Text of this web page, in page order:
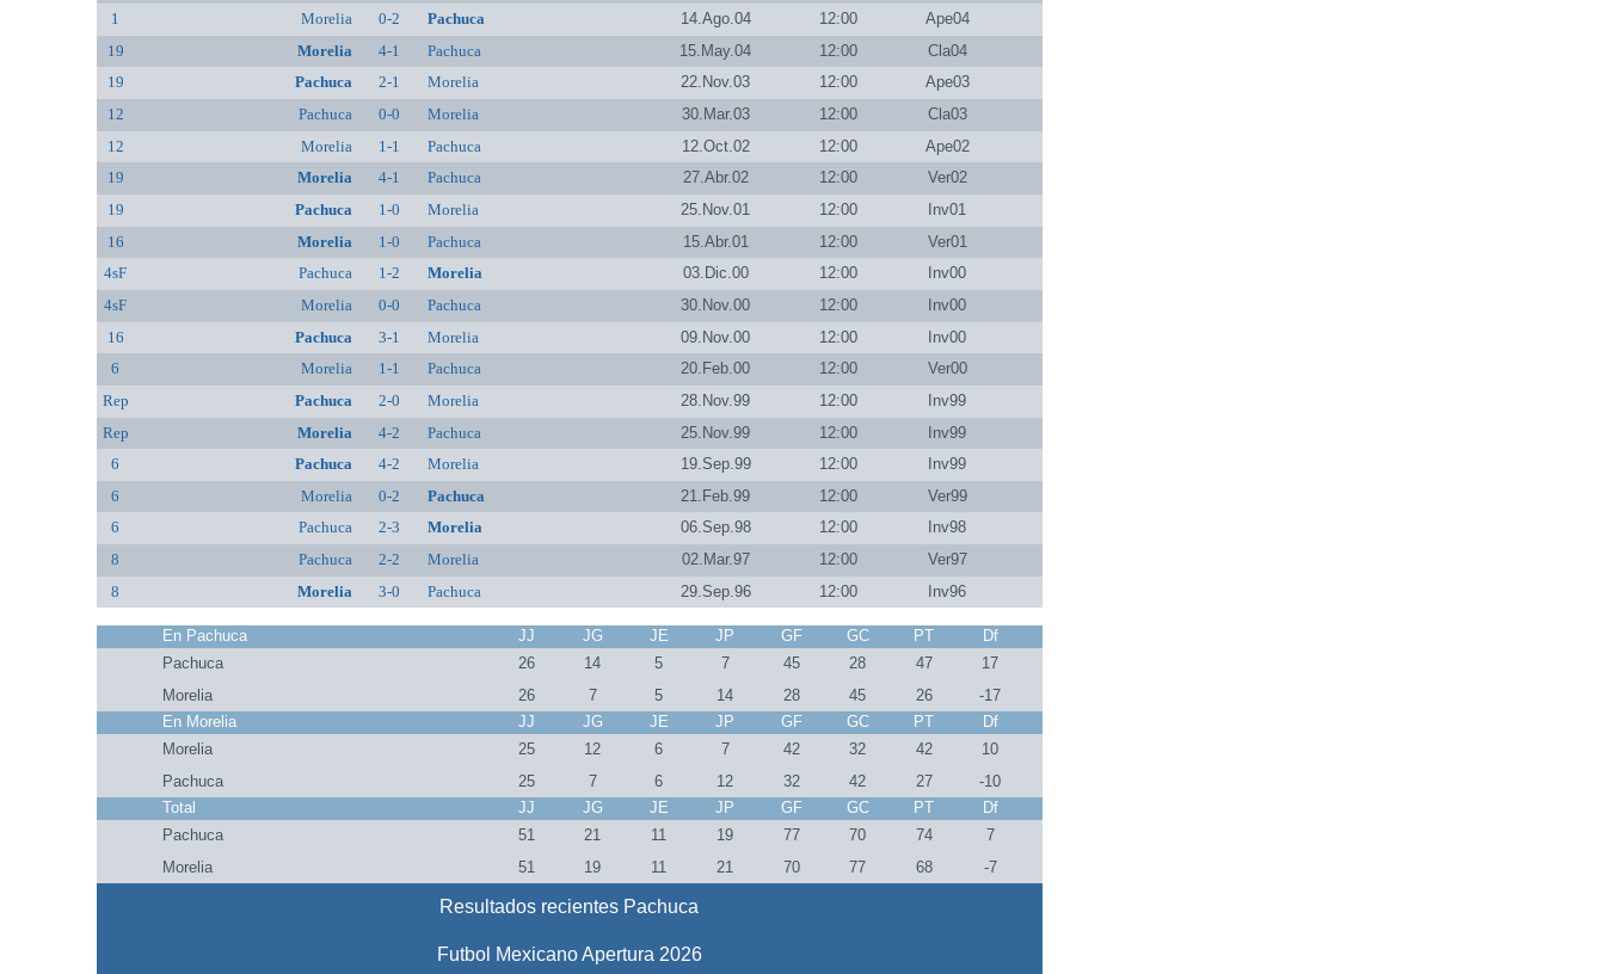
1
Morelia 0-2 Pachuca 14.Ago.04 12:00
Ape04
19
Morelia 4-1 Pachuca 15.May.04 12:00
Cla04
19
Pachuca 2-1 Morelia 22.Nov.03 12:00
Ape03
12
Pachuca 0-0 Morelia 30.Mar.03 12:00
Cla03
12
Morelia 1-1 Pachuca 12.Oct.02 12:00
Ape02
19
Morelia 4-1 Pachuca 27.Abr.02 12:00
Ver02
19
Pachuca 1-0 Morelia 25.Nov.01 12:00
Inv01
16
Morelia 1-0 Pachuca 15.Abr.01 12:00
Ver01
4sF
Pachuca 1-2 Morelia 03.Dic.00 12:00
Inv00
4sF
Morelia 0-0 Pachuca 30.Nov.00 12:00
Inv00
16
Pachuca 3-1 Morelia 09.Nov.00 12:00
Inv00
6
Morelia 1-1 Pachuca 20.Feb.00 12:00
Ver00
Rep
Pachuca 2-0 Morelia 28.Nov.99 12:00
Inv99
Rep
Morelia 4-2 Pachuca 25.Nov.99 12:00
Inv99
6
Pachuca 4-2 Morelia 19.Sep.99 12:00
Inv99
6
Morelia 0-2 Pachuca 21.Feb.99 12:00
Ver99
6
Pachuca 2-3 Morelia 06.Sep.98 12:00
Inv98
8
Pachuca 2-2 Morelia 02.Mar.97 12:00
Ver97
8
Morelia 3-0 Pachuca 29.Sep.96 12:00 Inv96
En Pachuca JJ JG JE JP GF GC PT
Df
Pachuca
26 14 5 7 45 28 47
17
Morelia
26 7 5 14 28 45 26
-17
En Morelia
JJ JG JE JP GF GC PT
Df
Morelia
25 12 6 7 42 32 42
10
Pachuca
25 7 6 12 32 42 27
-10
Total
JJ JG JE JP GF GC PT
Df
Pachuca
51 21 11 19 77 70 74
7
Morelia
51 19 11 21 70 77 68 -7
Resultados recientes Pachuca
Futbol Mexicano Apertura 2026